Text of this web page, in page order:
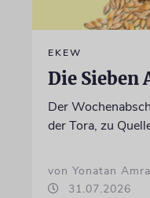
EKEW
Die Sieben
Der
der Tora, zu
von Yonatan
31.07.2026